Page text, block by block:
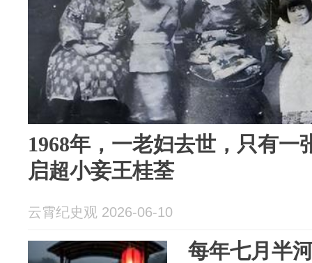
1968年，一老妇去世，只有一
启超小妾王桂荃
云霄纪史观 2026-06-10
每年七月半